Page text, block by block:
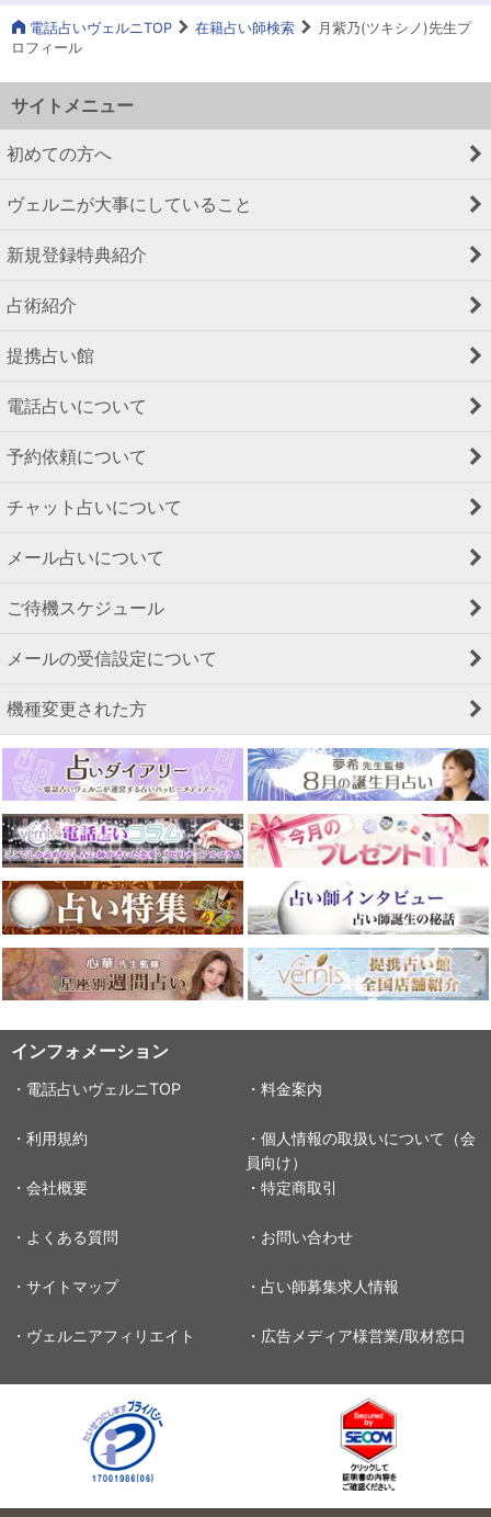
電話占いヴェルニTOP 在籍占い師検索
月紫乃(ツキシノ)先生プ
ロフィール
サイトメニュー
初めての方へ
ヴェルニが大事にしていること
新規登録特典紹介
占術紹介
提携占い館
電話占いについて
予約依頼について
チャット占いについて
メール占いについて
ご待機スケジュール
メールの受信設定について
機種変更された方
インフォメーション
・電話占いヴェルニTOP ・料金案内
・利用規約
・個人情報の取扱いについて（会
員向け）
・会社概要
・特定商取引
・よくある質問 ・お問い合わせ
・サイトマップ ・占い師募集求人情報
・ヴェルニアフィリエイト ・広告メディア様営業/取材窓口